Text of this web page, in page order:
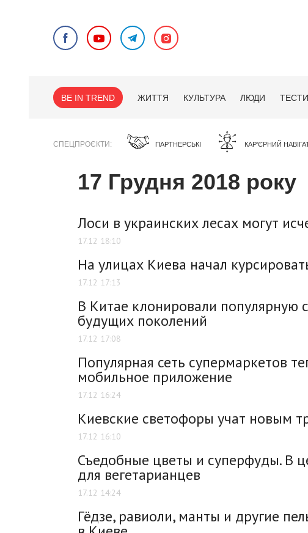
BE IN TREND ЖИТТЯ КУЛЬТУРА ЛЮДИ ТЕСТИ
СПЕЦПРОЄКТИ ПАРТНЕРСЬКІ КАР'ЄРНИЙ
17 Грудня 2018 року
Лоси в украинских лесах могут
17.12 18:10
На улицах Киева начал
17.12 17:13
В Китае клонировали популярную
будущих поколений
17.12 17:08
Популярная сеть супермаркетов
мобильное приложение
17.12 16:24
Киевские светофоры учат новым
17.12 16:10
Съедобные цветы и суперфуды. В
для вегетарианцев
17.12 14:24
Гёдзе, равиоли, манты и другие